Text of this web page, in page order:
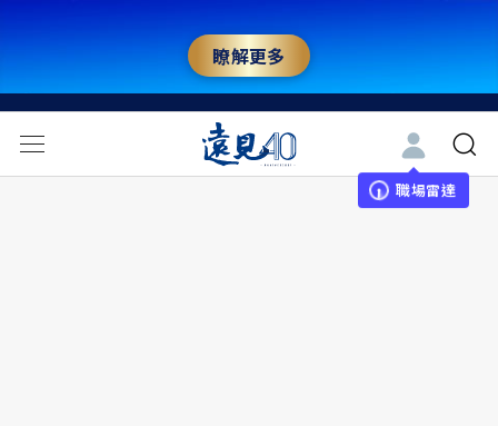
瞭解更多
職場雷達